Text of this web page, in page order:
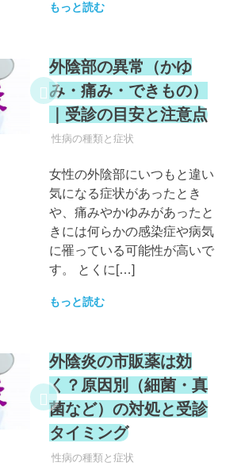
もっと読む
外陰部の異常（かゆ
み・痛み・できもの）
｜受診の目安と注意点
性病
性病の種類と症状
女性の外陰部にいつもと違い
気になる症状があったとき
や、痛みやかゆみがあったと
きには何らかの感染症や病気
に罹っている可能性が高いで
す。 とくに[…]
もっと読む
外陰炎の市販薬は効
く？原因別（細菌・真
菌など）の対処と受診
タイミング
性病
性病の種類と症状